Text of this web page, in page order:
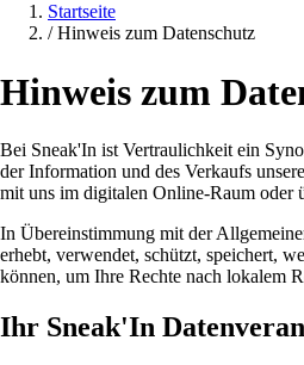
Startseite
/ Hinweis zum Datenschutz
Hinweis zum
Bei Sneak'In ist Vertraulichkeit ein
der Information und des Verkaufs
mit uns im digitalen Online-Raum oder
In Übereinstimmung mit der
erhebt, verwendet, schützt, speichert,
können, um Ihre Rechte nach lokalem
Ihr Sneak'In